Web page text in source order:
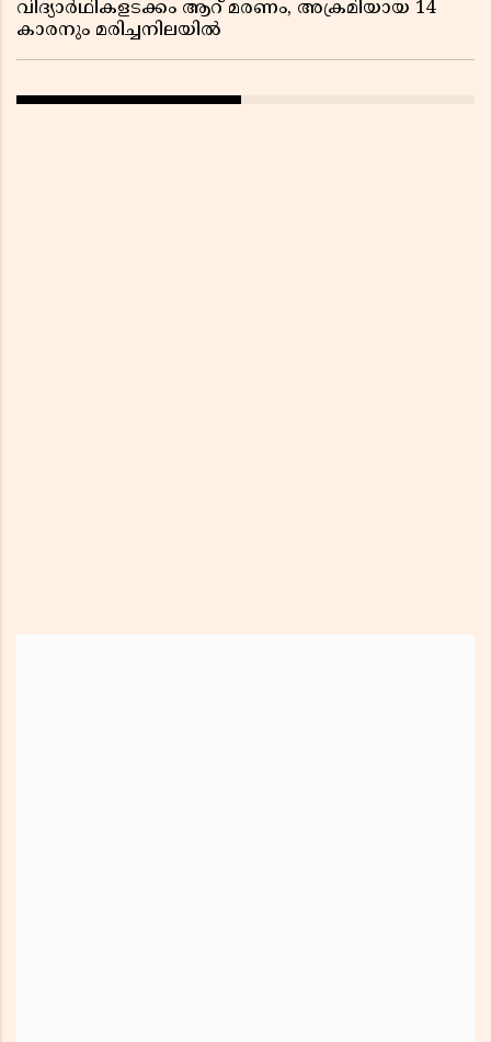
വിദ്യാർഥികളടക്കം ആറ് മരണം, അക്രമിയായ 14
കാരനും മരിച്ചനിലയിൽ